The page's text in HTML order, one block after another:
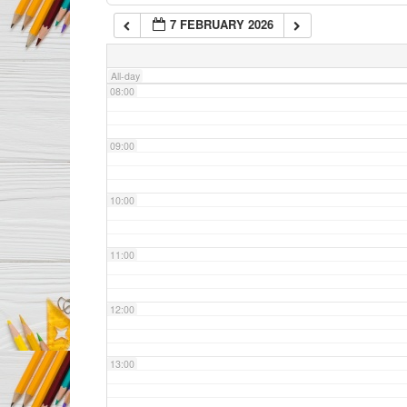
7 FEBRUARY 2026
All-day
07:00
08:00
09:00
10:00
11:00
12:00
13:00